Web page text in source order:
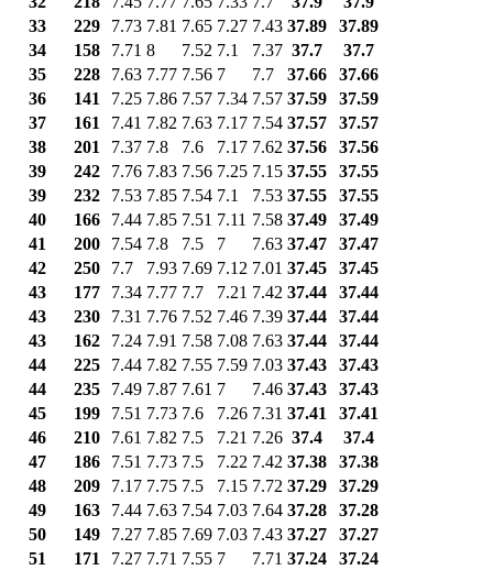
33
229 7.73 7.81 7.65 7.27 7.43 37.89
37.89
34
158 7.71 8 7.52 7.1 7.37 37.7
37.7
35
228 7.63 7.77 7.56 7 7.7 37.66
37.66
36
141 7.25 7.86 7.57 7.34 7.57 37.59
37.59
37
161 7.41 7.82 7.63 7.17 7.54 37.57
37.57
38
201 7.37 7.8 7.6 7.17 7.62 37.56
37.56
39
242 7.76 7.83 7.56 7.25 7.15 37.55
37.55
39
232 7.53 7.85 7.54 7.1 7.53 37.55
37.55
40
166 7.44 7.85 7.51 7.11 7.58 37.49
37.49
41
200 7.54 7.8 7.5 7 7.63 37.47
37.47
42
250 7.7 7.93 7.69 7.12 7.01 37.45
37.45
43
177 7.34 7.77 7.7 7.21 7.42 37.44
37.44
43
230 7.31 7.76 7.52 7.46 7.39 37.44
37.44
43
162 7.24 7.91 7.58 7.08 7.63 37.44
37.44
44
225 7.44 7.82 7.55 7.59 7.03 37.43
37.43
44
235 7.49 7.87 7.61 7 7.46 37.43
37.43
45
199 7.51 7.73 7.6 7.26 7.31 37.41
37.41
46
210 7.61 7.82 7.5 7.21 7.26 37.4
37.4
47
186 7.51 7.73 7.5 7.22 7.42 37.38
37.38
48
209 7.17 7.75 7.5 7.15 7.72 37.29
37.29
49
163 7.44 7.63 7.54 7.03 7.64 37.28
37.28
50
149 7.27 7.85 7.69 7.03 7.43 37.27
37.27
51
171 7.27 7.71 7.55 7 7.71 37.24
37.24